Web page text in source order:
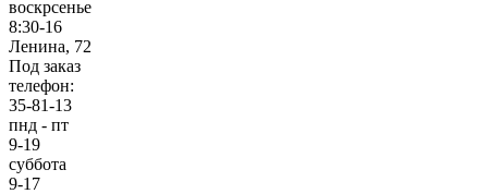
воскрсенье
8:30-16
Ленина, 72
Под заказ
телефон:
35-81-13
пнд - пт
9-19
суббота
9-17